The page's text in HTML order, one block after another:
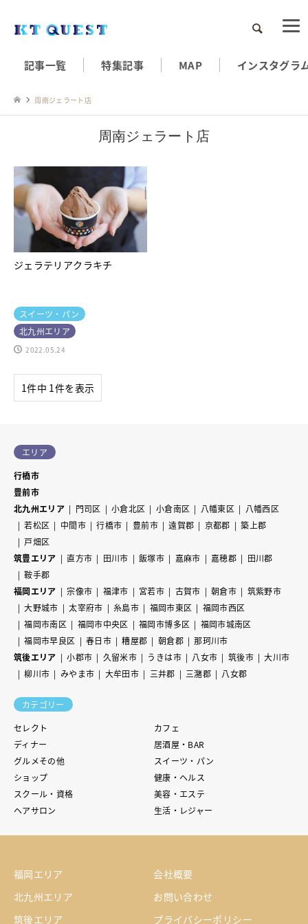
検索
記事一覧 特集記事 MAP インスタグラ
周南ジェラート店
周南ジェラート店
ジェラテリアクラキチ
スイーツ・パン
北九州エリア
2022.05.24
1件中 1件を表示
エリア
行橋市
豊前市
北九州エリア
門司区 小倉北区 小倉南区 八幡東区
八幡西区
若松区
中間市 行橋市 豊前市 遠賀郡 京都郡
築上郡
戸畑区
筑豊エリア
直方市 田川市 飯塚市 嘉麻市 嘉穂郡
田川郡
鞍手郡
福岡エリア
宗像市 福津市 宮若市 古賀市 朝倉市
筑紫野市
大野城市
太宰府市 糸島市 福岡市東区
福岡市西区
福岡市南区
福岡市中央区 福岡市博多区
福岡市城南区
福岡市早良区
春日市 糟屋郡 朝倉郡
那珂川市
筑後エリア
小郡市 久留米市 うきは市 八女市 筑後市
大川市
柳川市
みやま市 大牟田市 三井郡 三潴郡 八女郡
カテゴリー
セレクト
カフェ
ディナー
居酒屋・BAR
グルメその他
スイーツ・パン
ショップ
健康・ヘルス
スクール・資格
美容・エステ
ヘアサロン
生活・レジャー
福岡エリア
北九州エリア
筑後エリア
会社概要
お問い合わせ
プライバシーポリシー